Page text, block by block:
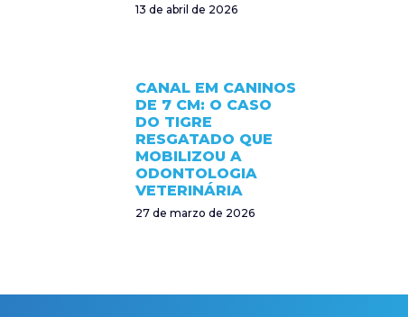
13 de abril de 2026
CANAL EM CANINOS
DE 7 CM: O CASO
DO TIGRE
RESGATADO QUE
MOBILIZOU A
ODONTOLOGIA
VETERINÁRIA
27 de marzo de 2026